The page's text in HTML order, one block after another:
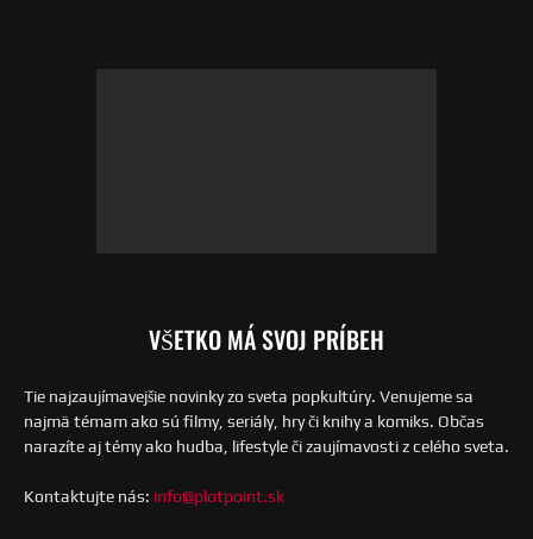
VŠETKO MÁ SVOJ PRÍBEH
Tie najzaujímavejšie novinky zo sveta popkultúry. Venujeme sa
najmä témam ako sú filmy, seriály, hry či knihy a komiks. Občas
narazíte aj témy ako hudba, lifestyle či zaujímavosti z celého sveta.
Kontaktujte nás: info@plotpoint.sk